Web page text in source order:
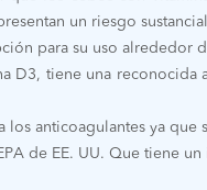
un riesgo
para su uso alrededor
D3, tiene una
los anticoagulantes ya
de EE. UU. Que tiene